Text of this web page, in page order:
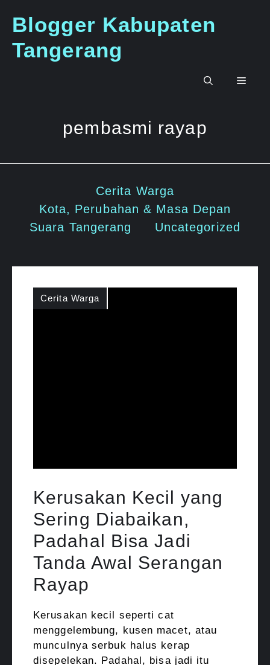
Blogger Kabupaten
Tangerang
Menu
pembasmi rayap
Cerita Warga
Kota, Perubahan & Masa Depan
Suara Tangerang
Uncategorized
Cerita Warga
Kerusakan Kecil yang
Sering Diabaikan,
Padahal Bisa Jadi
Tanda Awal Serangan
Rayap
Kerusakan kecil seperti cat
menggelembung, kusen macet, atau
munculnya serbuk halus kerap
disepelekan. Padahal, bisa jadi itu